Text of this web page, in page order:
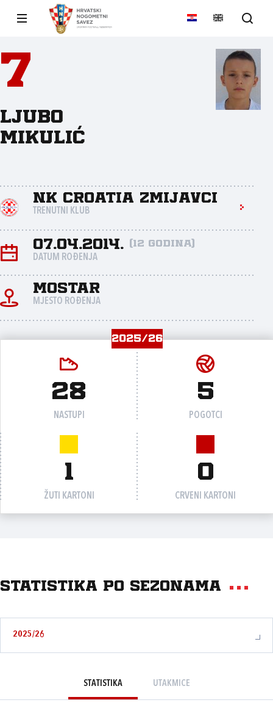
7
Ljubo
Mikulić
NK Croatia Zmijavci
TRENUTNI KLUB
07.04.2014. (12 godina)
DATUM ROĐENJA
Mostar
MJESTO ROĐENJA
2025/26
28
NASTUPI
5
POGOTCI
1
ŽUTI KARTONI
0
CRVENI KARTONI
Statistika po sezonama
2025/26
STATISTIKA UTAKMICE